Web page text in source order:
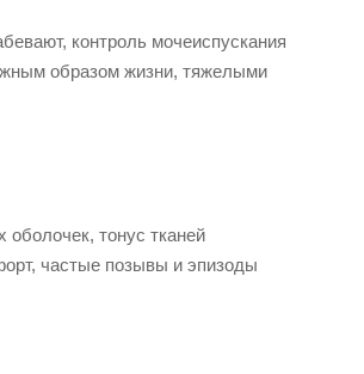
контроль мочеиспускания
образом жизни, тяжелыми
тонус тканей
частые позывы и эпизоды